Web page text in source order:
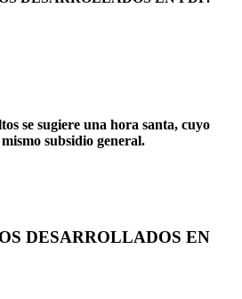
se sugiere una hora santa, cuyo
subsidio general.
DESARROLLADOS EN